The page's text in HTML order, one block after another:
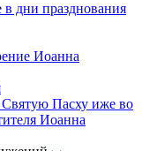
дни празднования
Иоанна
Святую Пасху иже во
Иоанна